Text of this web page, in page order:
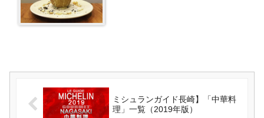
ミシュランガイド長崎】「中華料
理」一覧（2019年版）